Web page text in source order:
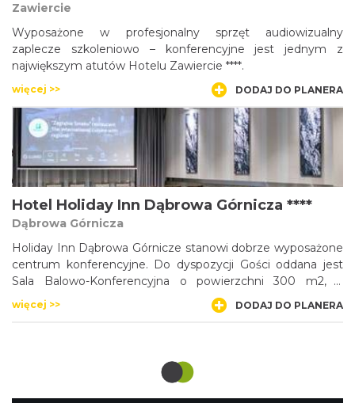
Zawiercie
Wyposażone w profesjonalny sprzęt audiowizualny
zaplecze szkoleniowo – konferencyjne jest jednym z
największym atutów Hotelu Zawiercie ****.
więcej >> DODAJ DO PLANERA
Hotel Holiday Inn Dąbrowa Górnicza ****
Dąbrowa Górnicza
Holiday Inn Dąbrowa Górnicze stanowi dobrze wyposażone
centrum konferencyjne. Do dyspozycji Gości oddana jest
Sala Balowo-Konferencyjna o powierzchni 300 m2, z
możliwością wjazdu samochodu do środka oraz 6
klimatyzowanych, nowocześnie wyposażonych sal
więcej >> DODAJ DO PLANERA